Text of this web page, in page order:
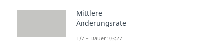
Mittlere
Änderungsrate
1/7 – Dauer: 03:27